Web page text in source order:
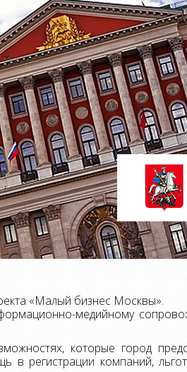
«Малый бизнес Москвы».
медийному
которые город
в регистрации компаний,